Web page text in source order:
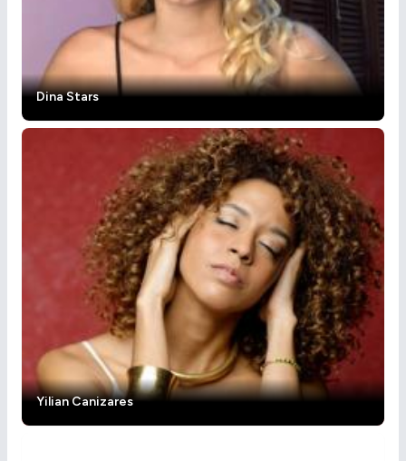
Dina Stars
Yilian Canizares